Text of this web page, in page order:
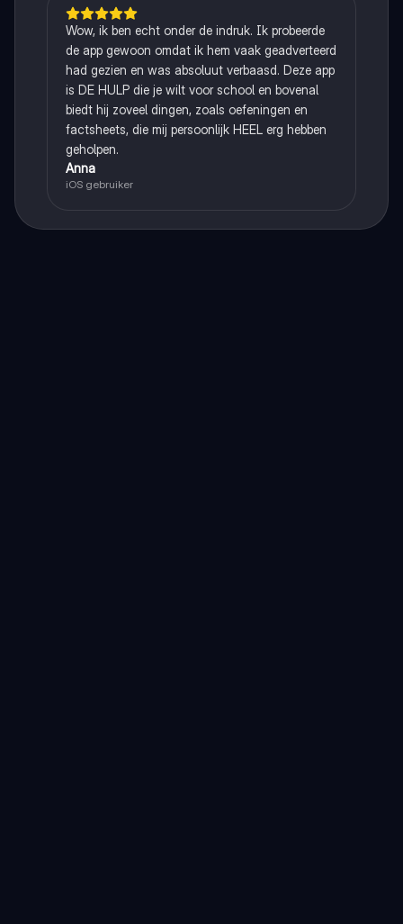
Wow, ik ben echt onder de indruk. Ik probeerde
de app gewoon omdat ik hem vaak geadverteerd
had gezien en was absoluut verbaasd. Deze app
is DE HULP die je wilt voor school en bovenal
biedt hij zoveel dingen, zoals oefeningen en
factsheets, die mij persoonlijk HEEL erg hebben
geholpen.
Anna
iOS gebruiker